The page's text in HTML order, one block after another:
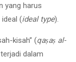
yang harus
ideal (ideal type).
kisah” (qaṣaṣ al-
dalam